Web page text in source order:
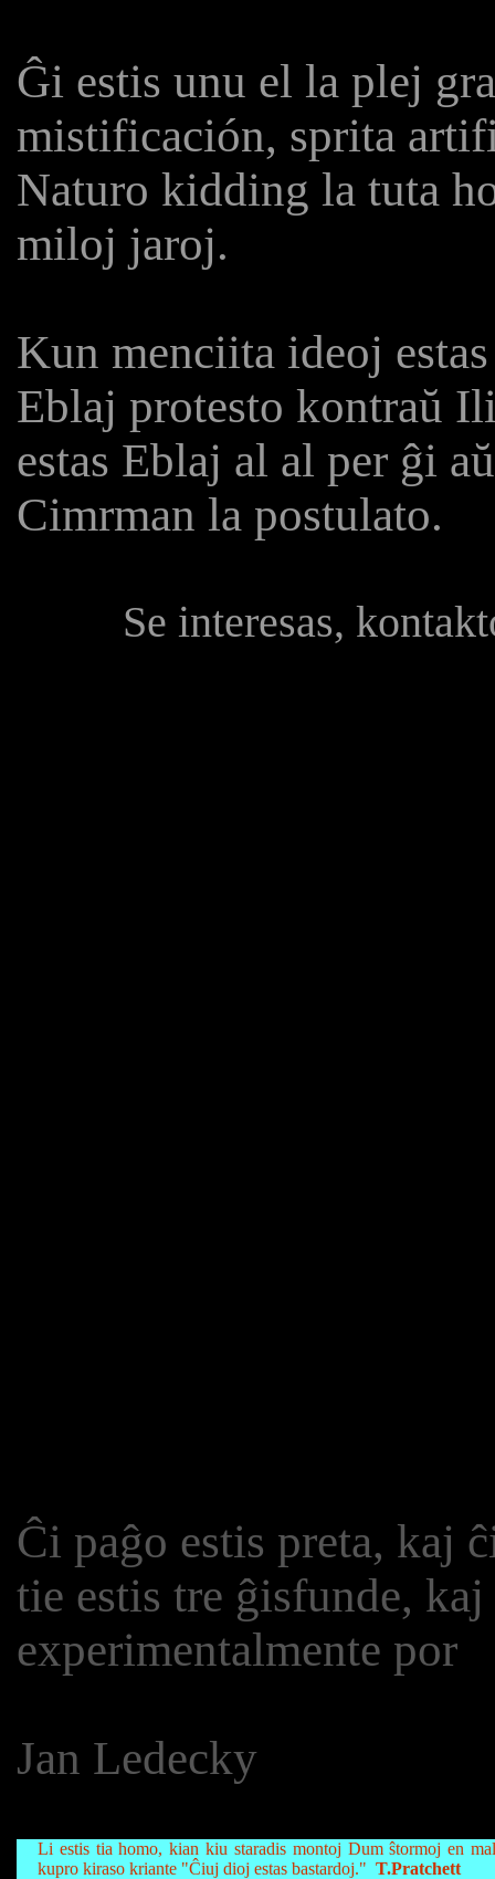
Ĝi estis unu el la plej
mistificación, sprita
Naturo kidding la tuta
miloj jaroj.
Kun menciita ideoj
Eblaj protesto kontraŭ
estas Eblaj al al per ĝi
Cimrman la postulato.
Se interesas,
Ĉi paĝo estis preta, kaj
tie estis tre ĝisfunde,
experimentalmente por
Jan Ledecky
Li estis tia homo, kian kiu staradis montoj Dum ŝtormoj en
kupro kiraso kriante "Ĉiuj dioj estas bastardoj." T.Pratchett